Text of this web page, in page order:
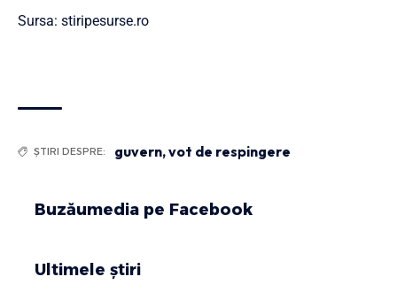
Sursa: stiripesurse.ro
ȘTIRI DESPRE: guvern,vot de respingere
Buzăumedia pe Facebook
Ultimele știri